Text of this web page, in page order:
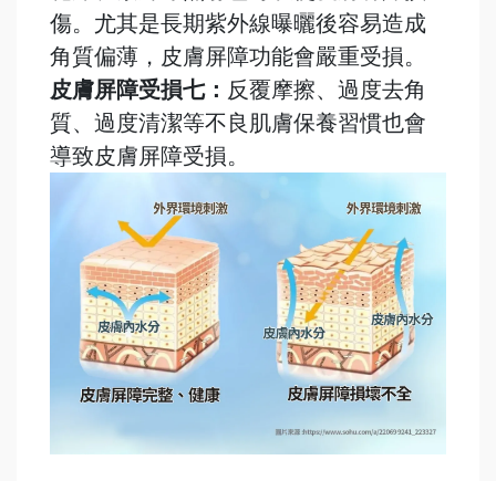
傷。尤其是長期紫外線曝曬後容易造成
角質偏薄，皮膚屏障功能會嚴重受損。
皮膚屏障受損七： 反覆摩擦、過度去角
質、過度清潔等不良肌膚保養習慣也會
導致皮膚屏障受損。